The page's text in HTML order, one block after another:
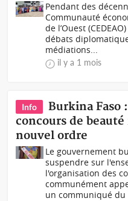
Pendant des
Communauté
de l’Ouest
débats
médiations...
il y a 1 mois
Info
Burkina Faso
concours de
nouvel ordre
Le gouvernement
suspendre sur
l'organisation des
communément
un communiqué du